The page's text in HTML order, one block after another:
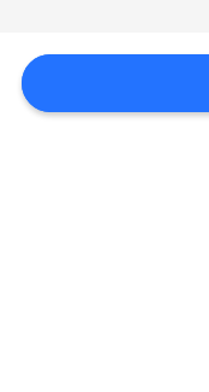
PLAN
DU
SITE